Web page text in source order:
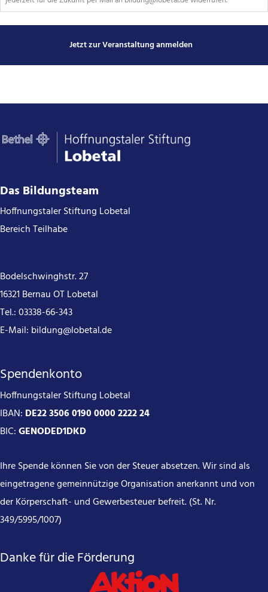
Das Bildungsteam
Hoffnungstaler Stiftung Lobetal
Bereich Teilhabe
Bodelschwinghstr. 27
16321 Bernau OT Lobetal
Tel.:03338-66-343
E-Mail: bildung@lobetal.de
Spendenkonto
Hoffnungstaler Stiftung Lobetal
IBAN: DE22 3506 0190 0000 2222 24
BIC:GENODED1DKD
Ihre Spende können Sie von der Steuer absetzen. Wir sind als
eingetragene gemeinnützige Organisation anerkannt und von
der Körperschaft- und Gewerbesteuer befreit. (St. Nr.
349/5995/1007)
Danke für die Förderung